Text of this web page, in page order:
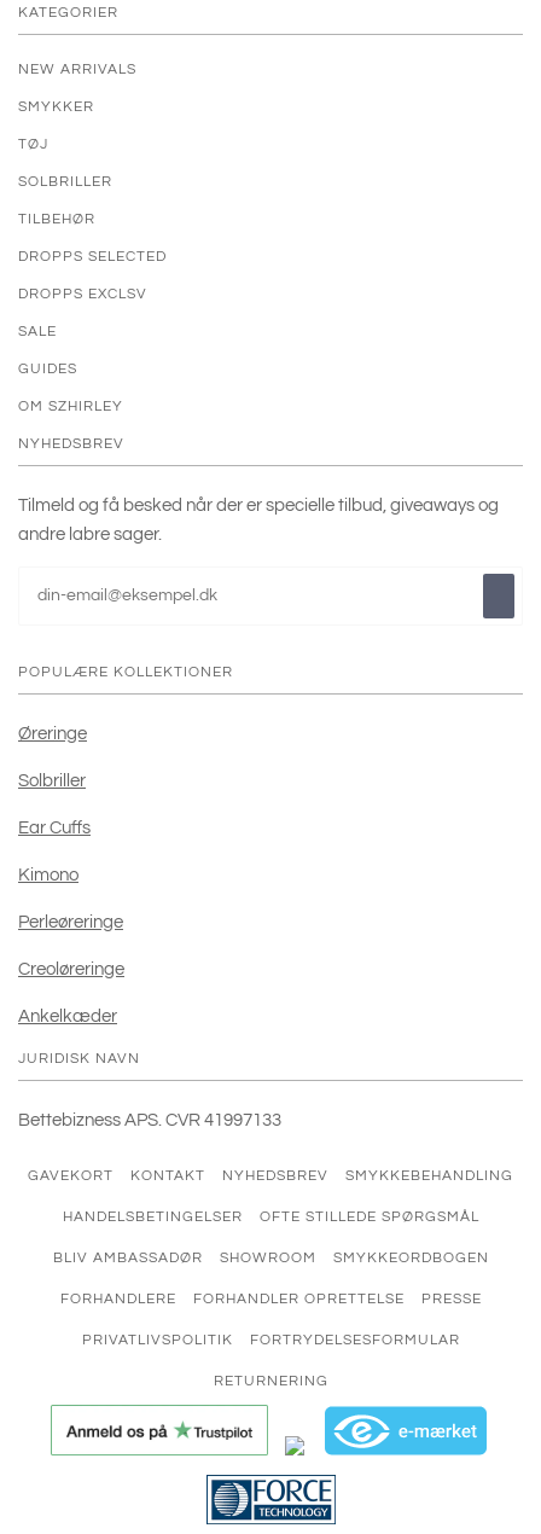
KATEGORIER
NEW ARRIVALS
SMYKKER
TØJ
SOLBRILLER
TILBEHØR
DROPPS SELECTED
DROPPS EXCLSV
SALE
GUIDES
OM SZHIRLEY
NYHEDSBREV
Tilmeld og få besked når der er specielle tilbud, giveaways og
andre labre sager.
POPULÆRE KOLLEKTIONER
Øreringe
Solbriller
Ear Cuffs
Kimono
Perleøreringe
Creoløreringe
Ankelkæder
JURIDISK NAVN
Bettebizness APS. CVR 41997133
GAVEKORT KONTAKT NYHEDSBREV SMYKKEBEHANDLING
HANDELSBETINGELSER OFTE STILLEDE SPØRGSMÅL
BLIV AMBASSADØR SHOWROOM SMYKKEORDBOGEN
FORHANDLERE FORHANDLER OPRETTELSE PRESSE
PRIVATLIVSPOLITIK FORTRYDELSESFORMULAR
RETURNERING